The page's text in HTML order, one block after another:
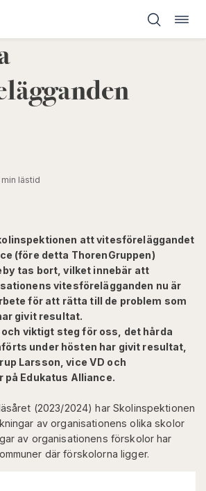
min lästid
att vitesföreläggandet
(före detta ThorenGruppen)
tas bort, vilket innebär att
vitesförelägganden nu är
för att rätta till de problem som
givit resultat.
viktigt steg för oss, det hårda
under hösten har givit resultat,
Larsson, vice VD och
Edukatus Alliance.
(2023/2024) har Skolinspektionen
av organisationens olika skolor
av organisationens förskolor har
där förskolorna ligger.